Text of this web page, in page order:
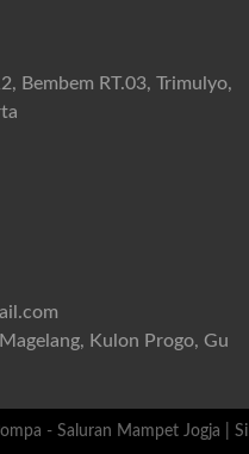
Bembem RT.03, Trimulyo,
Kulon Progo, Gu
- Saluran Mampet Jogja Si